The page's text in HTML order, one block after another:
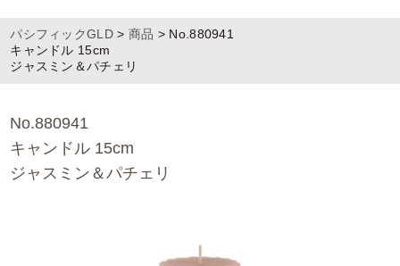
パシフィックGLD> 商品 > No.880941
キャンドル 15cm
ジャスミン＆パチェリ
No.880941
キャンドル 15cm
ジャスミン＆パチェリ